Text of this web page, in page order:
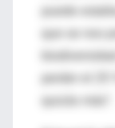
puede
que se nos